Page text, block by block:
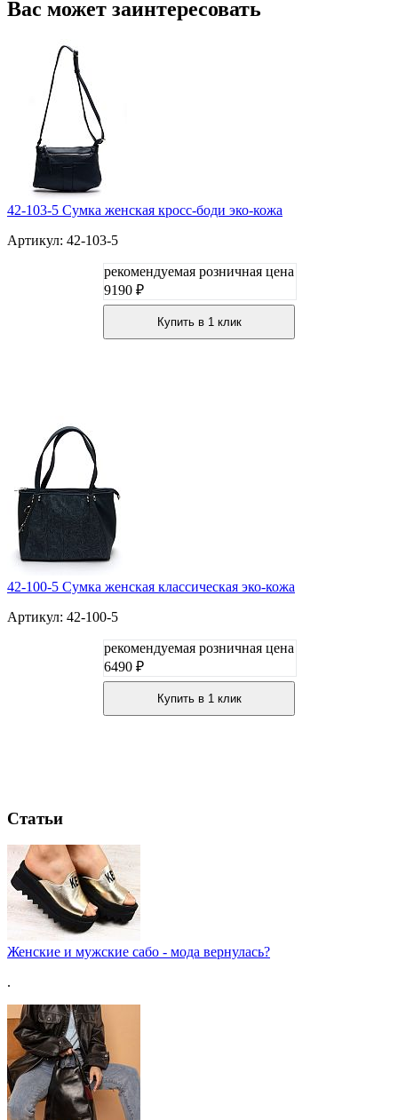
Вас может заинтересовать
42-103-5 Сумка женская кросс-боди эко-кожа
Артикул: 42-103-5
рекомендуемая розничная цена
9190 ₽
Купить в 1 клик
42-100-5 Сумка женская классическая эко-кожа
Артикул: 42-100-5
рекомендуемая розничная цена
6490 ₽
Купить в 1 клик
Статьи
Женские и мужские сабо - мода вернулась?
.